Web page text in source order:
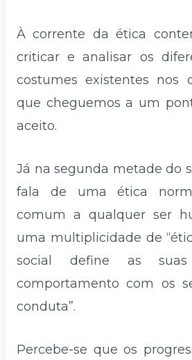
À corrente da ética
criticar e analisar os
costumes existentes nos
que cheguemos a um
aceito.
Já na segunda metade do
fala de uma ética
comum a qualquer ser
uma multiplicidade de
social define as
comportamento com os
conduta”.
Percebe-se que os